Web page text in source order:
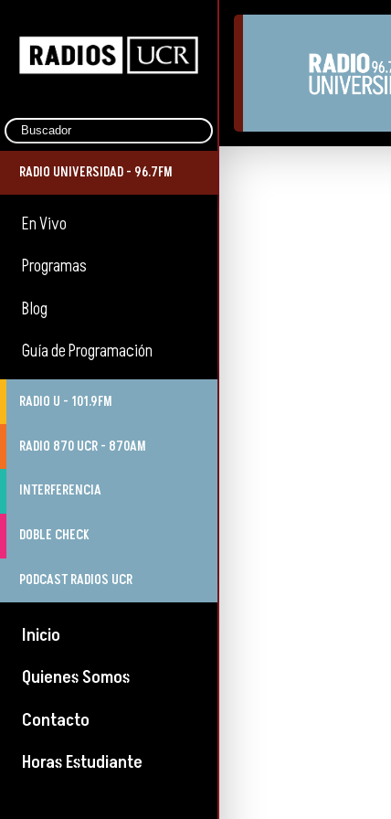
RADIO UNIVERSIDAD - 96.7FM
En Vivo
Programas
Blog
Guía de Programación
RADIO U - 101.9FM
RADIO 870 UCR - 870AM
INTERFERENCIA
DOBLE CHECK
PODCAST RADIOS UCR
Inicio
Quienes Somos
Contacto
Horas Estudiante